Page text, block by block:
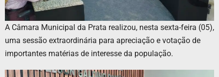
A Câmara Municipal da Prata realizou, nesta sexta-feira (05),
uma sessão extraordinária para apreciação e votação de
importantes matérias de interesse da população.